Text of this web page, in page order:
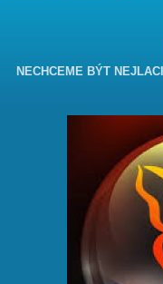
NECHCEME BÝT